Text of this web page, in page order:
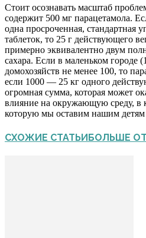
Стоит осознавать масштаб
содержит 500 мг парацетамола.
одна просроченная, стандартная
таблеток, то 25 г действующего
примерно эквивалентно двум
сахара. Если в маленьком городе
домохозяйств не менее 100, то
если 1000 — 25 кг одного
огромная сумма, которая может
влияние на окружающую среду, в
которую мы оставим нашим
СХОЖИЕ СТАТЬИБОЛЬШЕ